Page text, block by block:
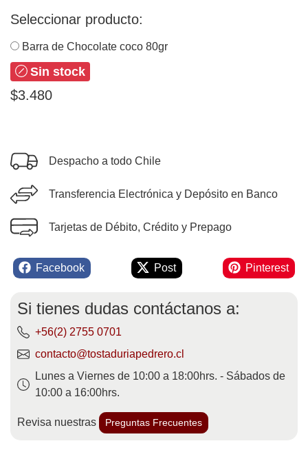
Seleccionar producto:
Barra de Chocolate coco 80gr
Sin stock
$3.480
Despacho a todo Chile
Transferencia Electrónica y Depósito en Banco
Tarjetas de Débito, Crédito y Prepago
Facebook Post Pinterest
Si tienes dudas contáctanos a:
+56(2) 2755 0701
contacto@tostaduriapedrero.cl
Lunes a Viernes de 10:00 a 18:00hrs. - Sábados de
10:00 a 16:00hrs.
Revisa nuestras Preguntas Frecuentes